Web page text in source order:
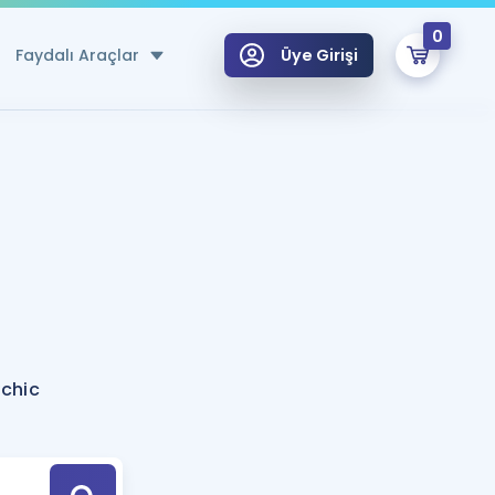
Faydalı Araçlar
Hesaplama Aracı
için Öneriler
Tek Takvimde
Üye Girişi
0
Hoca ile seni sınava hazırlayacak onlarca eğitim seni bekliyor!